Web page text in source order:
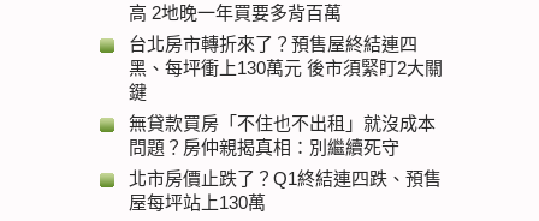
高 2地晚一年買要多背百萬
台北房市轉折來了？預售屋終結連四
黑、每坪衝上130萬元 後市須緊盯2大關
鍵
無貸款買房「不住也不出租」就沒成本
問題？房仲親揭真相：別繼續死守
北市房價止跌了？Q1終結連四跌、預售
屋每坪站上130萬